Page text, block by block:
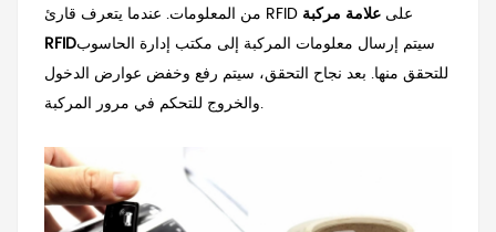
من المعلومات. عندما يتعرف قارئ RFID على علامة مركبة
RFIDسيتم إرسال معلومات المركبة إلى مكتب إدارة الحاسوب
للتحقق منها. بعد نجاح التحقق، سيتم رفع وخفض عوارض الدخول
والخروج للتحكم في مرور المركبة.